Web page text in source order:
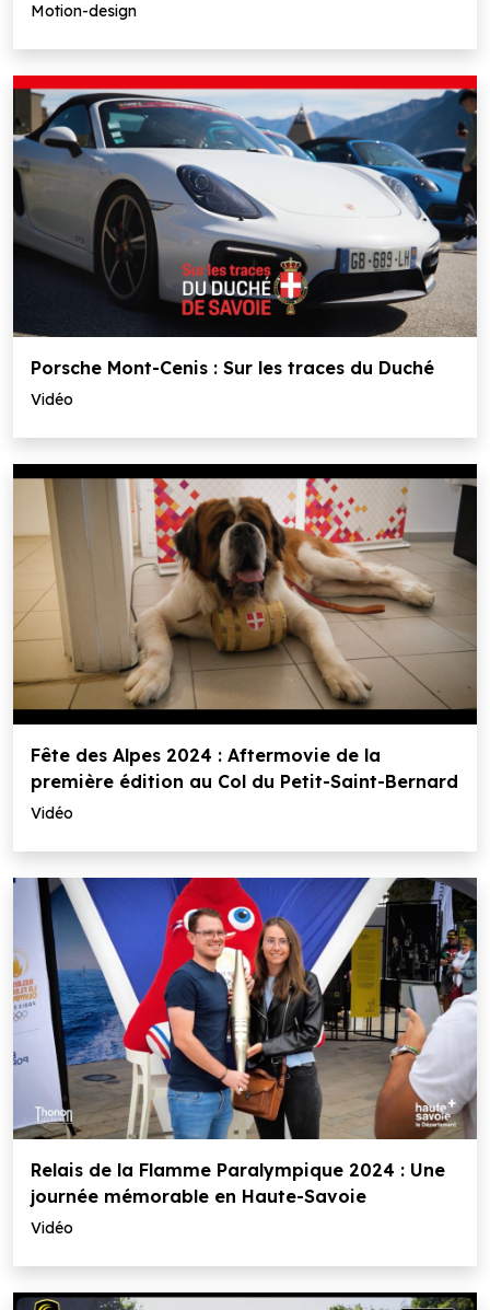
Motion-design
Porsche Mont-Cenis : Sur les traces du Duché
Vidéo
Fête des Alpes 2024 : Aftermovie de la
première édition au Col du Petit-Saint-Bernard
Vidéo
Relais de la Flamme Paralympique 2024 : Une
journée mémorable en Haute-Savoie
Vidéo